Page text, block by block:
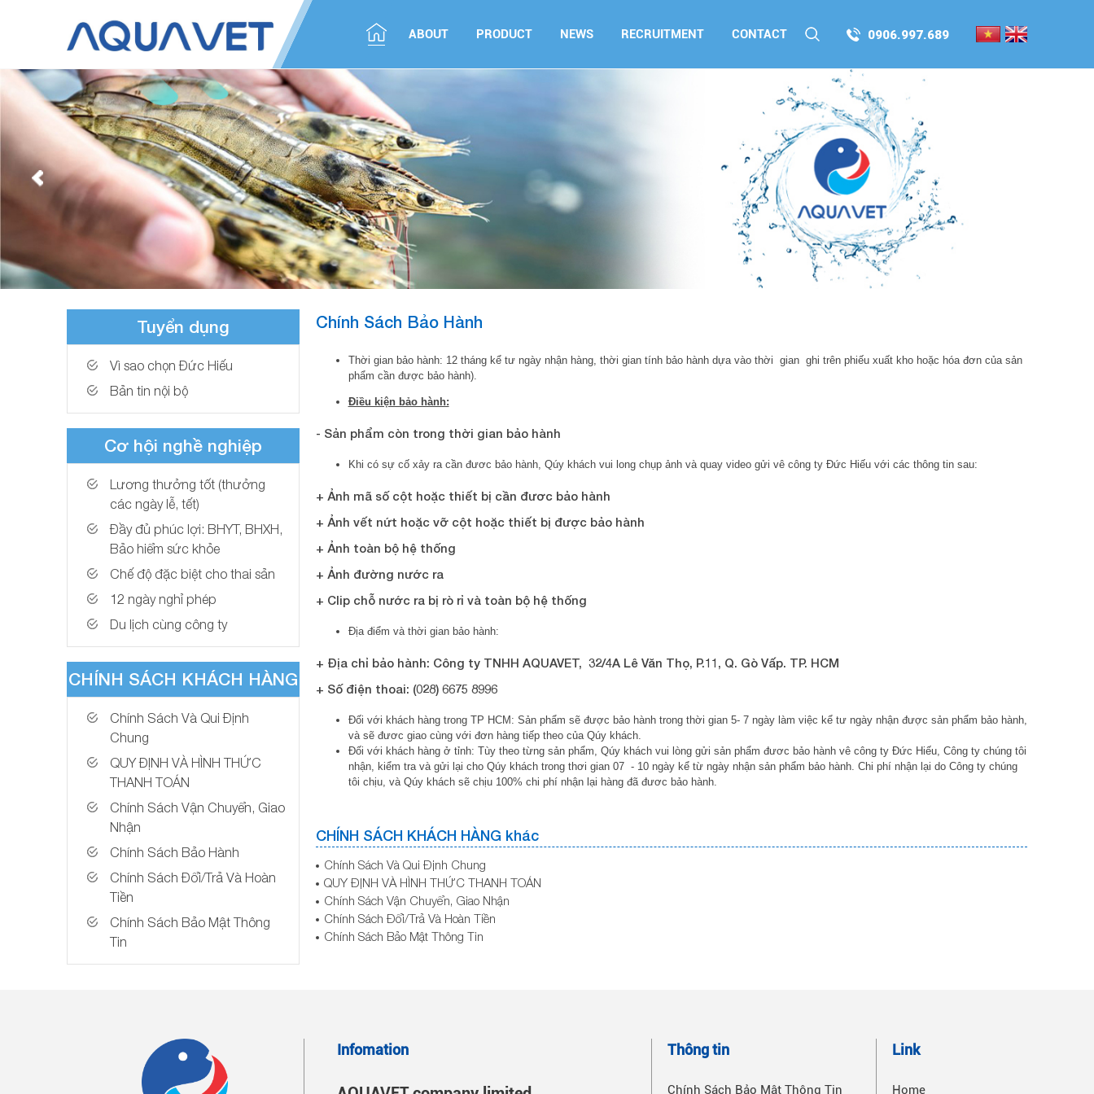
ABOUT PRODUCT NEWS RECRUITMENT CONTACT 0906.997.689
Tuyển dụng
Vì sao chọn Đức Hiếu
Bản tin nội bộ
Cơ hội nghề nghiệp
Lương thưởng tốt (thưởng
các ngày lễ, tết)
Đầy đủ phúc lợi: BHYT, BHXH,
Bảo hiểm sức khỏe
Chế độ đặc biệt cho thai sản
12 ngày nghỉ phép
Du lịch cùng công ty
CHÍNH SÁCH KHÁCH HÀNG
Chính Sách Và Qui Định
Chung
QUY ĐỊNH VÀ HÌNH THỨC
THANH TOÁN
Chính Sách Vận Chuyển, Giao
Nhận
Chính Sách Bảo Hành
Chính Sách Đổi/Trả Và Hoàn
Tiền
Chính Sách Bảo Mật Thông
Tin
Chính Sách Bảo Hành
Thời gian bảo hành: 12 tháng kể tư ngày nhận hàng, thời gian tính bảo hành dựa vào thời gian ghi trên phiếu xuất kho hoặc hóa đơn của sản
phẩm cần được bảo hành).
Điều kiện bảo hành:
- Sản phẩm còn trong thời gian bảo hành
Khi có sự cố xảy ra cần đươc bảo hành, Qúy khách vui long chụp ảnh và quay video gửi vê công ty Đức Hiếu với các thông tin sau:
+ Ảnh mã số cột hoặc thiết bị cần đươc bảo hành
+ Ảnh vết nứt hoặc vỡ cột hoặc thiết bị được bảo hành
+ Ảnh toàn bộ hệ thống
+ Ảnh đường nước ra
+ Clip chỗ nước ra bị rò rỉ và toàn bộ hệ thống
Địa điểm và thời gian bảo hành:
+ Địa chỉ bảo hành: Công ty TNHH AQUAVET, 32/4A Lê Văn Thọ, P.11, Q. Gò Vấp. TP. HCM
+ Số điện thoai: (028) 6675 8996
Đối với khách hàng trong TP HCM: Sản phẩm sẽ được bảo hành trong thời gian 5- 7 ngày làm việc kể tư ngày nhận được sản phẩm bảo hành,
và sẽ đươc giao cùng với đơn hàng tiếp theo của Qúy khách.
Đối với khách hàng ở tỉnh: Tùy theo từng sản phẩm, Qúy khách vui lòng gửi sản phẩm đươc bảo hành vê công ty Đức Hiếu, Công ty chúng tôi
nhận, kiểm tra và gửi lại cho Qúy khách trong thơi gian 07 - 10 ngày kể từ ngày nhận sản phẩm bảo hành. Chi phí nhận lại do Công ty chúng
tôi chịu, và Qúy khách sẽ chịu 100% chi phí nhận lại hàng đã đươc bảo hành.
CHÍNH SÁCH KHÁCH HÀNG khác
Chính Sách Và Qui Định Chung
QUY ĐỊNH VÀ HÌNH THỨC THANH TOÁN
Chính Sách Vận Chuyển, Giao Nhận
Chính Sách Đổi/Trả Và Hoàn Tiền
Chính Sách Bảo Mật Thông Tin
Infomation Thông tin
Chính Sách Bảo Mật Thông Tin
Link
Home